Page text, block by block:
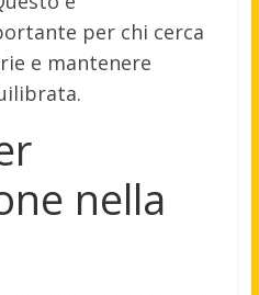
per chi cerca
e mantenere
nella